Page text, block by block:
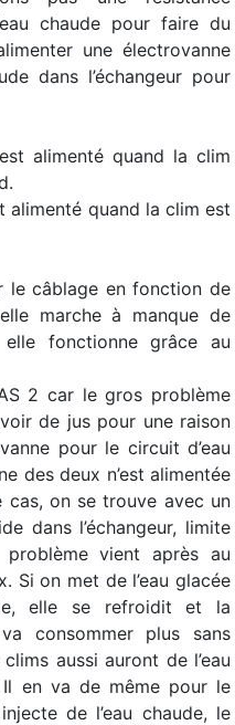
chaude pour faire du
une électrovanne
dans l’échangeur pour
alimenté quand la clim
alimenté quand la clim est
le câblage en fonction de
marche à manque de
fonctionne grâce au
2 car le gros problème
de jus pour une raison
pour le circuit d’eau
des deux n’est alimentée
cas, on se trouve avec un
dans l’échangeur, limite
vient après au
Si on met de l’eau glacée
elle se refroidit et la
consommer plus sans
aussi auront de l’eau
Il en va de même pour le
de l’eau chaude, le